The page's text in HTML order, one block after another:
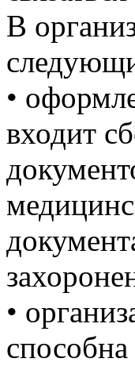
В
•
входит
•